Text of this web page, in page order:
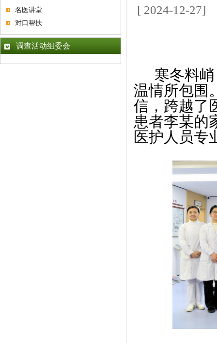
[ 2024-12-
寒冬料
温情所包围
信，跨越了
患者李某的
医护人员专
名医讲堂
对口帮扶
调查活动组委会